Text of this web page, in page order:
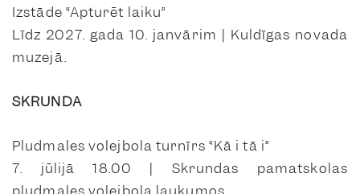
Izstāde “Apturēt laiku”
Līdz 2027. gada 10. janvārim | Kuldīgas novada
muzejā.
SKRUNDA
Pludmales volejbola turnīrs “Kā i tā i”
7. jūlijā 18.00 | Skrundas pamatskolas